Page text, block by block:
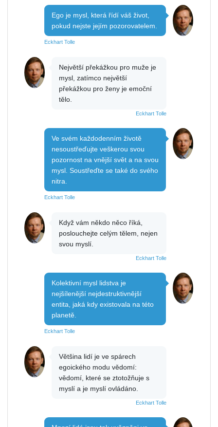
Ego je mysl, která řídí váš život,
pokud nejste jejím pozorovatelem.
Eckhart Tolle
Největší překážkou pro muže je
mysl, zatímco největší
překážkou pro ženy je emoční
tělo.
Eckhart Tolle
Ve svém každodenním životě
nesoustřeďujte veškerou svou
pozornost na vnější svět a na svou
mysl. Soustřeďte se také do svého
nitra.
Eckhart Tolle
Když vám někdo něco říká,
poslouchejte celým tělem, nejen
svou myslí.
Eckhart Tolle
Kolektivní mysl lidstva je
nejšílenější nejdestruktivnější
entita, jaká kdy existovala na této
planetě.
Eckhart Tolle
Většina lidí je ve spárech
egoického modu vědomí:
vědomí, které se ztotožňuje s
myslí a je myslí ovládáno.
Eckhart Tolle